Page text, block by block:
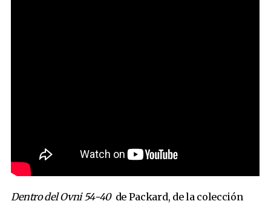
Dentro del Ovni 54-40de Packard, de la colección